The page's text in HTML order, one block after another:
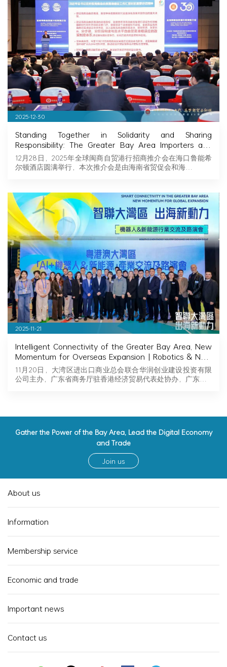
2025-12-30
Standing Together in Solidarity and Sharing
Responsibility: The Greater Bay Area Importers and
Exporters Association Explores New Opportunities in
Hainan, Joining Hands with Fujian Businessmen to
Seize Business Opportunities in Hainan!
12月28日，2025年全球闽商自贸港行招商推介会在海口鲁能希
尔顿酒店圆满举行，本次推介会是由海南省贸促会和海…
2025-11-21
Intelligent Connectivity of the Greater Bay Area, New
Momentum for Overseas Expansion | Robotics & New
Energy Industry Exchange and Roadshow Successfully
Held in Hong Kong
11月20日，大湾区进出口商业总会联合华润创业建设投资有限
公司主办，广东省商务厅驻香港经济贸易代表处协办，广东…
Gather the Power of the Bay Area, Lead the Digital Economy
and Trade
Join us
About us
Information
Membership service
Economic and trade
Important news
Contact us